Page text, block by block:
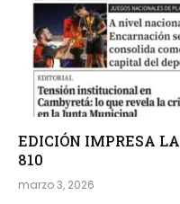
EDICIÓN IMPRESA
810
marzo 3, 2026